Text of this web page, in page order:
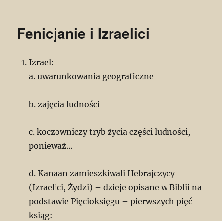
Fenicjanie i Izraelici
Izrael:
a. uwarunkowania geograficzne
b. zajęcia ludności
c. koczowniczy tryb życia części ludności,
ponieważ…
d. Kanaan zamieszkiwali Hebrajczycy
(Izraelici, Żydzi) – dzieje opisane w Biblii na
podstawie Pięcioksięgu – pierwszych pięć
ksiąg: